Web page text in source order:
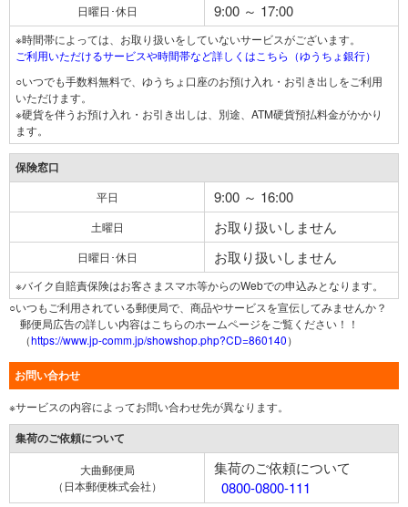
日曜日･休日 9:00 ～ 17:00
※時間帯によっては、お取り扱いをしていないサービスがございます。
ご利用いただけるサービスや時間帯など詳しくはこちら（ゆうちょ銀行）
○いつでも手数料無料で、ゆうちょ口座のお預け入れ・お引き出しをご利用
いただけます。
※硬貨を伴うお預け入れ・お引き出しは、別途、ATM硬貨預払料金がかかり
ます。
保険窓口
平日 9:00 ～ 16:00
土曜日 お取り扱いしません
日曜日･休日 お取り扱いしません
※バイク自賠責保険はお客さまスマホ等からのWebでの申込みとなります。
○いつもご利用されている郵便局で、商品やサービスを宣伝してみませんか？
郵便局広告の詳しい内容はこちらのホームページをご覧ください！！
（https://www.jp-comm.jp/showshop.php?CD=860140）
お問い合わせ
※サービスの内容によってお問い合わせ先が異なります。
集荷のご依頼について
大曲郵便局
（日本郵便株式会社）
集荷のご依頼について
0800-0800-111